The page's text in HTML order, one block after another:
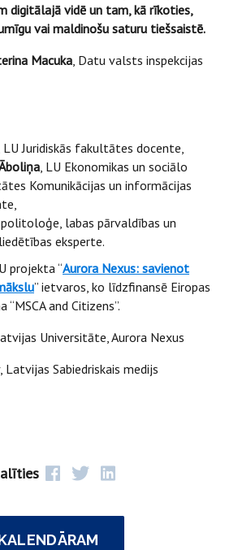
digitālajā vidē un tam, kā rīkoties,
vai maldinošu saturu tiešsaistē.
Macuka , Datu valsts inspekcijas
LU Juridiskās fakultātes docente,
LU Ekonomikas un sociālo
Komunikācijas un informācijas
politoloģe, labas pārvaldības un
eksperte.
projekta “Aurora Nexus: savienot
” ietvaros, ko līdzfinansē Eiropas
and Citizens”.
Universitāte, Aurora Nexus
Latvijas Sabiedriskais medijs